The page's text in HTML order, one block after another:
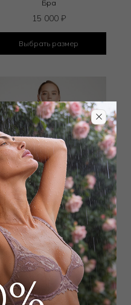
Бра
15 000 ₽
Выбрать размер
Бюстгальтер классический
мягкий
12 750₽
Выбрать размер